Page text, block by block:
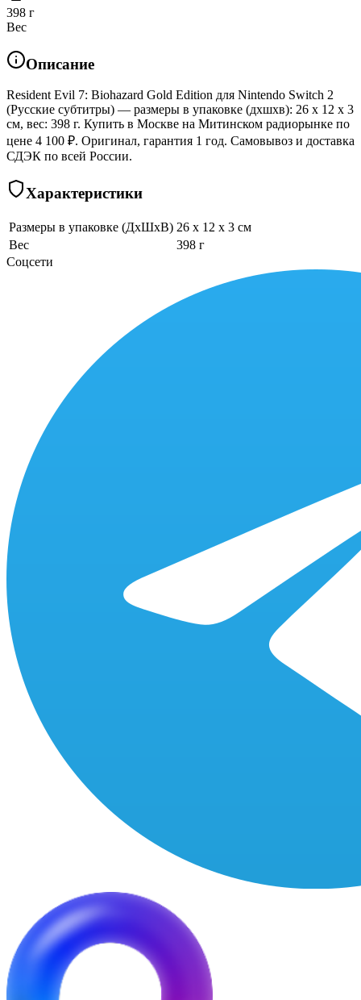
398 г
Вес
Описание
Resident Evil 7: Biohazard Gold Edition для Nintendo Switch 2
(Русские субтитры) — размеры в упаковке (дхшхв): 26 x 12 x 3
см, вес: 398 г. Купить в Москве на Митинском радиорынке по
цене 4 100 ₽. Оригинал, гарантия 1 год. Самовывоз и доставка
СДЭК по всей России.
Характеристики
Размеры в упаковке (ДхШхВ) 26 x 12 x 3 см
Вес
398 г
Соцсети